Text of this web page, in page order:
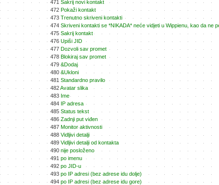
471 Sakrij novi kontakt
472 Pokaži kontakt
473 Trenutno skriveni kontakti
474 Skriveni kontakti se *NIKADA* neće vidjeti u Wippienu, kao da ne
475 Sakrij kontakt
476 Upiši JID
477 Dozvoli sav promet
478 Blokiraj sav promet
479 &Dodaj
480 &Ukloni
481 Standardno pravilo
482Avatar slika
483 Ime
484 IP adresa
485 Status tekst
486 Zadnji put viđen
487 Monitor aktivnosti
488 Vidljivi detalji
489 Vidljivi detalji od kontakta
490 nije posloženo
491 po imenu
492 po JID-u
493 po IP adresi (bez adrese idu dolje)
494 po IP adresi (bez adrese idu gore)